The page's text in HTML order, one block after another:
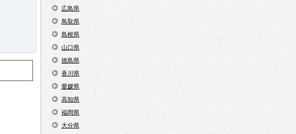
広島県
鳥取県
島根県
山口県
徳島県
香川県
愛媛県
高知県
福岡県
大分県